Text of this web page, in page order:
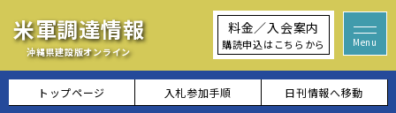
米軍調達情報
沖縄県建設版オンライン
料金／入会案内
購読申込はこちらから
トップページ 入札参加手順 日刊情報へ移動